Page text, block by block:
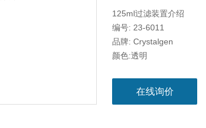
125ml过滤装置介绍
编号: 23-6011
品牌: Crystalgen
颜色:透明
包装类型:单个包装
在线询价